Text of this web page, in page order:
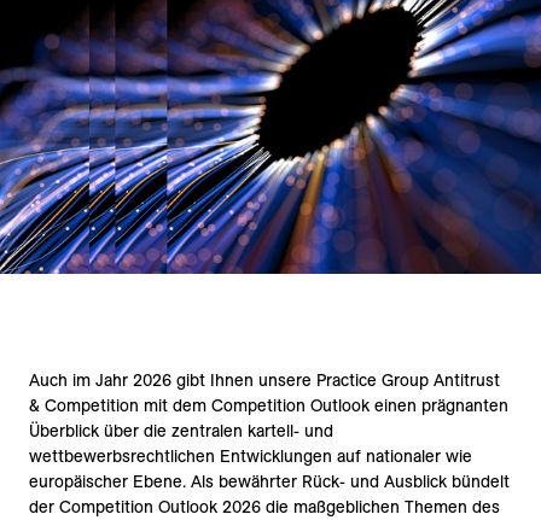
Auch im Jahr 2026 gibt Ihnen unsere Practice Group Antitrust
& Competition mit dem Competition Outlook einen prägnanten
Überblick über die zentralen kartell- und
wettbewerbsrechtlichen Entwicklungen auf nationaler wie
europäischer Ebene. Als bewährter Rück- und Ausblick bündelt
der Competition Outlook 2026 die maßgeblichen Themen des